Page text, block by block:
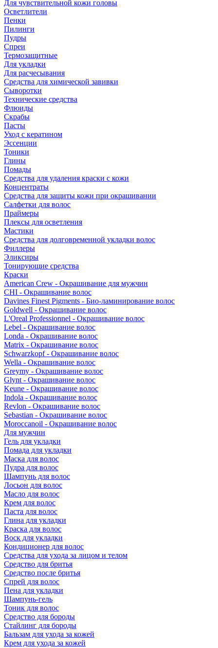
Для чувствительной кожи головы
Осветлители
Пенки
Пилинги
Пудры
Спреи
Термозащитные
Для укладки
Для расчесывания
Средства для химической завивки
Сыворотки
Технические средства
Флюиды
Скрабы
Пасты
Уход с кератином
Эссенции
Тоники
Глины
Помады
Средства для удаления краски с кожи
Концентраты
Средства для защиты кожи при окрашивании
Салфетки для волос
Праймеры
Плексы для осветления
Мастики
Средства для долговременной укладки волос
Филлеры
Эликсиры
Тонирующие средства
Краски
American Crew - Окрашивание для мужчин
CHI - Окрашивание волос
Davines Finest Pigments - Био-ламинирование волос
Goldwell - Окрашивание волос
L'Oreal Professionnel - Окрашивание волос
Lebel - Окрашивание волос
Londa - Окрашивание волос
Matrix - Окрашивание волос
Schwarzkopf - Окрашивание волос
Wella - Окрашивание волос
Greymy - Окрашивание волос
Glynt - Окрашивание волос
Keune - Окрашивание волос
Indola - Окрашивание волос
Revlon - Окрашивание волос
Sebastian - Окрашивание волос
Moroccanoil - Окрашивание волос
Для мужчин
Гель для укладки
Помада для укладки
Маска для волос
Пудра для волос
Шампунь для волос
Лосьон для волос
Масло для волос
Крем для волос
Паста для волос
Глина для укладки
Краска для волос
Воск для укладки
Кондиционер для волос
Средства для ухода за лицом и телом
Средство для бритья
Средство после бритья
Спрей для волос
Пена для укладки
Шампунь-гель
Тоник для волос
Средство для бороды
Стайлинг для бороды
Бальзам для ухода за кожей
Крем для ухода за кожей